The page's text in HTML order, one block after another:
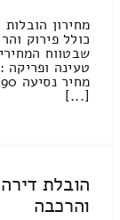
מחירון
[...]
הובלת
והרכבה